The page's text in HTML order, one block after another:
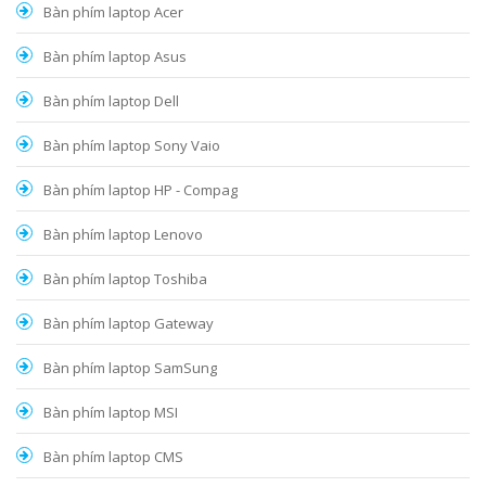
Bàn phím laptop Acer
Bàn phím laptop Asus
Bàn phím laptop Dell
Bàn phím laptop Sony Vaio
Bàn phím laptop HP - Compag
Bàn phím laptop Lenovo
Bàn phím laptop Toshiba
Bàn phím laptop Gateway
Bàn phím laptop SamSung
Bàn phím laptop MSI
Bàn phím laptop CMS